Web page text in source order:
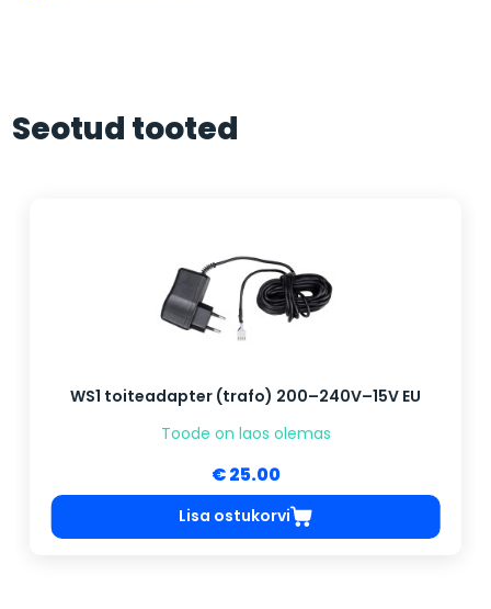
Seotud tooted
WS1 toiteadapter (trafo) 200–240V–15V EU
Toode on laos olemas
€ 25.00
Lisa ostukorvi